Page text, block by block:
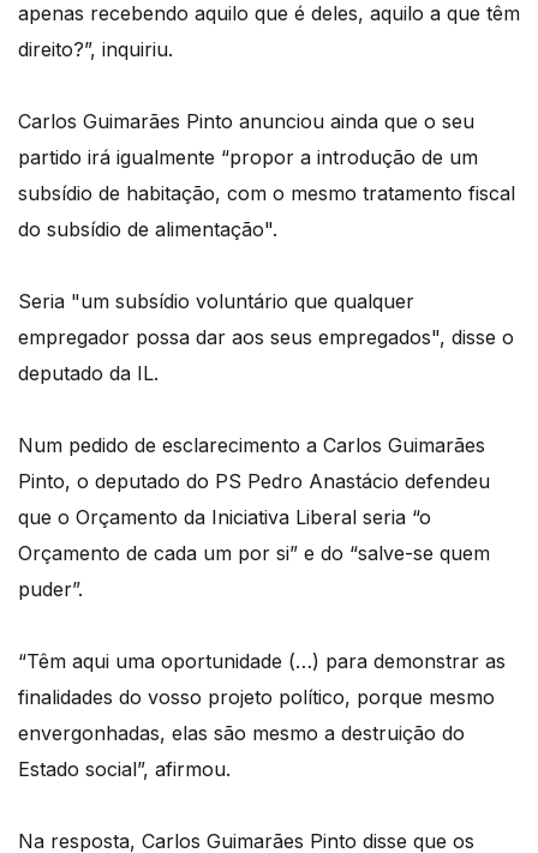
apenas recebendo aquilo que é deles, aquilo a que têm
direito?”, inquiriu.
Carlos Guimarães Pinto anunciou ainda que o seu
partido irá igualmente “propor a introdução de um
subsídio de habitação, com o mesmo tratamento fiscal
do subsídio de alimentação".
Seria "um subsídio voluntário que qualquer
empregador possa dar aos seus empregados", disse o
deputado da IL.
Num pedido de esclarecimento a Carlos Guimarães
Pinto, o deputado do PS Pedro Anastácio defendeu
que o Orçamento da Iniciativa Liberal seria “o
Orçamento de cada um por si” e do “salve-se quem
puder”.
“Têm aqui uma oportunidade (…) para demonstrar as
finalidades do vosso projeto político, porque mesmo
envergonhadas, elas são mesmo a destruição do
Estado social”, afirmou.
Na resposta, Carlos Guimarães Pinto disse que os